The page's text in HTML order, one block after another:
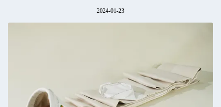
2024-01-23